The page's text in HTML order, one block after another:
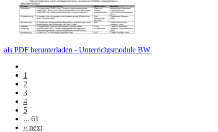
als PDF herunterladen - Unterrichtsmodule BW
1
2
3
4
5
... 61
» next